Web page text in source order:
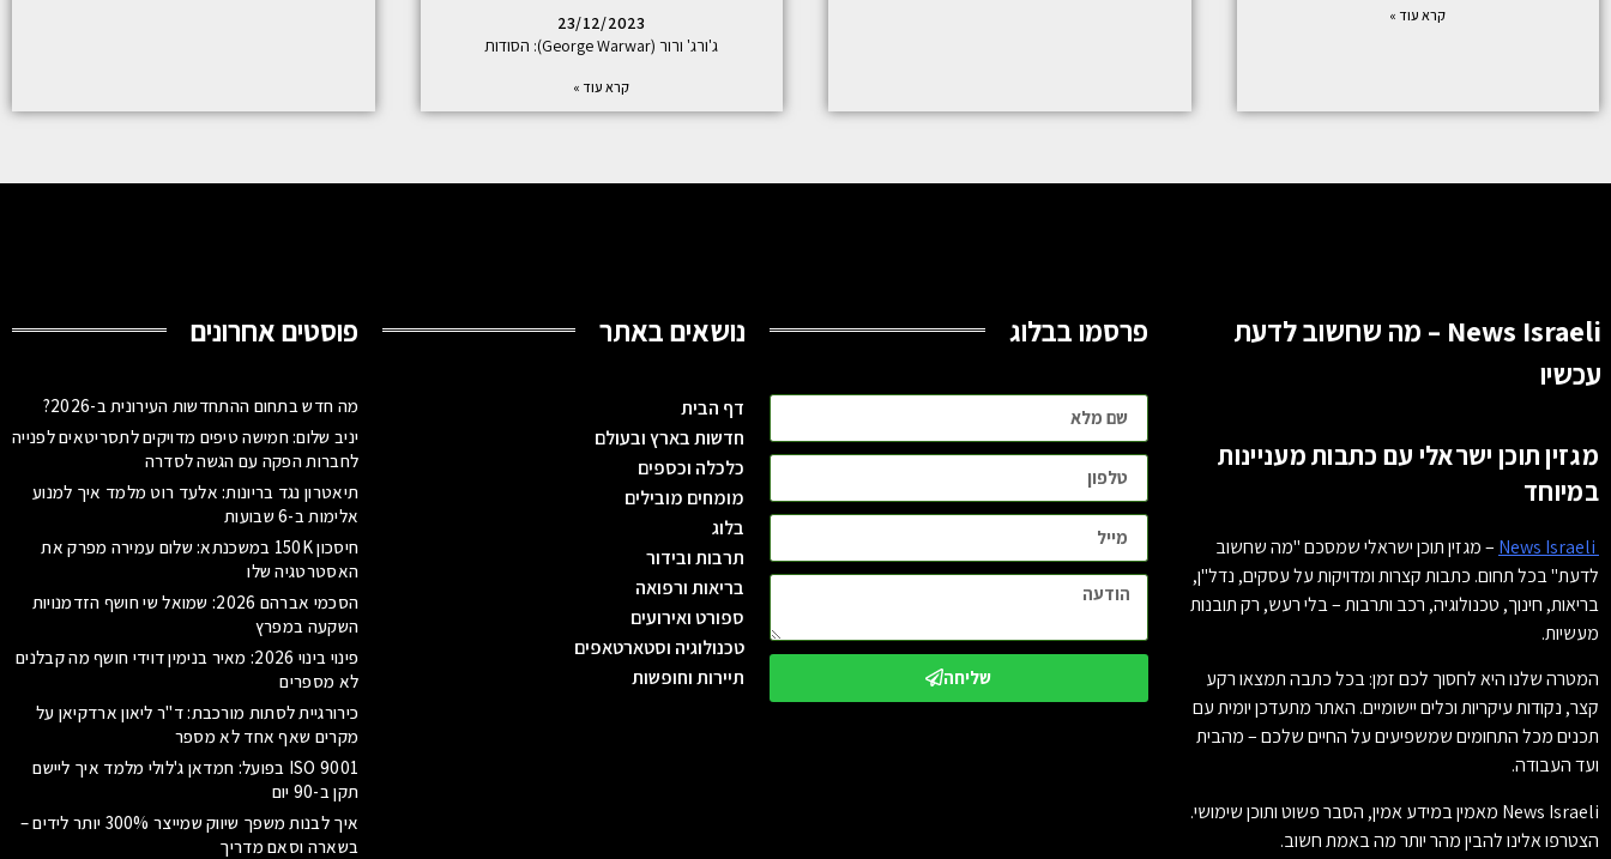
קרא עוד »
23/12/2023
ג'ורג' ורור (George Warwar): הסודות
קרא עוד »
News Israeli – מה שחשוב לדעת
עכשיו
מגזין תוכן ישראלי עם כתבות מעניינות
במיוחד
– מגזין תוכן ישראלי שמסכם "מה שחשוב
לדעת" בכל תחום. כתבות קצרות ומדויקות על עסקים, נדל"ן,
בריאות, חינוך, טכנולוגיה, רכב ותרבות – בלי רעש, רק תובנות
מעשיות.
המטרה שלנו היא לחסוך לכם זמן: בכל כתבה תמצאו רקע
קצר, נקודות עיקריות וכלים יישומיים. האתר מתעדכן יומית עם
תכנים מכל התחומים שמשפיעים על החיים שלכם – מהבית
ועד העבודה.
News Israeli מאמין במידע אמין, הסבר פשוט ותוכן שימושי.
הצטרפו אלינו להבין מהר יותר מה באמת חשוב.
פרסמו בבלוג
שליחה
נושאים באתר
דף הבית
חדשות בארץ ובעולם
כלכלה וכספים
מומחים מובילים
בלוג
תרבות ובידור
בריאות ורפואה
ספורט ואירועים
טכנולוגיה וסטארטאפים
תיירות וחופשות
פוסטים אחרונים
מה חדש בתחום ההתחדשות העירונית ב-2026?
יניב שלום: חמישה טיפים מדויקים לתסריטאים לפנייה
לחברות הפקה עם הגשה לסדרה
תיאטרון נגד בריונות: אלעד רוט מלמד איך למנוע
אלימות ב-6 שבועות
חיסכון 150K במשכנתא: שלום עמירה מפרק את
האסטרטגיה שלו
הסכמי אברהם 2026: שמואל שי חושף הזדמנויות
השקעה במפרץ
פינוי בינוי 2026: מאיר בנימין דוידי חושף מה קבלנים
לא מספרים
כירורגיית לסתות מורכבת: ד"ר ליאון ארדקיאן על
מקרים שאף אחד לא מספר
ISO 9001 בפועל: חמדאן ג'לולי מלמד איך ליישם
תקן ב-90 יום
איך לבנות משפך שיווק שמייצר 300% יותר לידים –
בשארה וסאם מדריך